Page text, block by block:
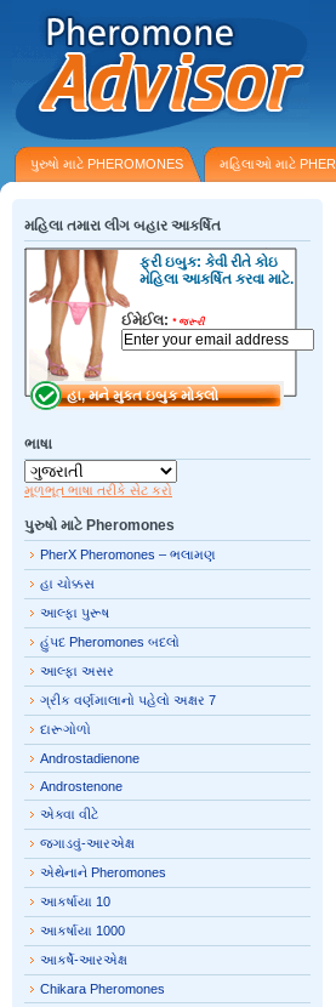
પુરુષો માટે PHEROMONES મહિલાઓ માટે
મહિલા તમારા લીગ બહાર આકર્ષિત
ફ્રી ઇબુક: કેવી રીતે કોઇ
મહિલા આકર્ષિત કરવા માટે.
ઈમેઈલ: *જરૂરી
ભાષા
મૂળભૂત ભાષા તરીકે સેટ કરો
પુરુષો માટે Pheromones
PherX Pheromones – ભલામણ
હા ચોક્કસ
આલ્ફા પુરૂષ
હુંપદ Pheromones બદલો
આલ્ફા અસર
ગ્રીક વર્ણમાલાનો પહેલો અક્ષર 7
દારૂગોળો
Androstadienone
Androstenone
એક્વા વીટે
જગાડવું-આરએક્ષ
એથેનાને Pheromones
આકર્ષાયા 10
આકર્ષાયા 1000
આકર્ષે-આરએક્ષ
Chikara Pheromones